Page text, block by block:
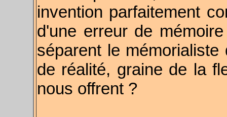
invention parfaitement
d'une erreur de
séparent le mémorialiste
de réalité, graine de la
nous offrent ?